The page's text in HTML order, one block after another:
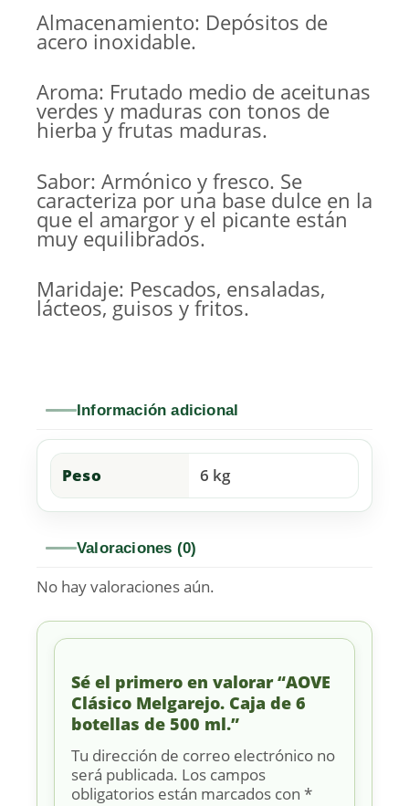
Almacenamiento: Depósitos de
acero inoxidable.
Aroma: Frutado medio de aceitunas
verdes y maduras con tonos de
hierba y frutas maduras.
Sabor: Armónico y fresco. Se
caracteriza por una base dulce en la
que el amargor y el picante están
muy equilibrados.
Maridaje: Pescados, ensaladas,
lácteos, guisos y fritos.
Información adicional
Peso 6 kg
Valoraciones (0)
No hay valoraciones aún.
Sé el primero en valorar “AOVE
Clásico Melgarejo. Caja de 6
botellas de 500 ml.”
Tu dirección de correo electrónico no
será publicada. Los campos
obligatorios están marcados con *